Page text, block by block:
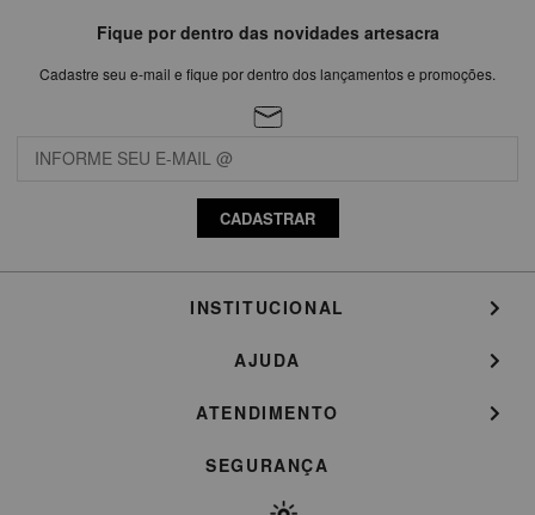
Fique por dentro das novidades artesacra
Cadastre seu e-mail e fique por dentro dos lançamentos e promoções.
CADASTRAR
INSTITUCIONAL
AJUDA
ATENDIMENTO
SEGURANÇA